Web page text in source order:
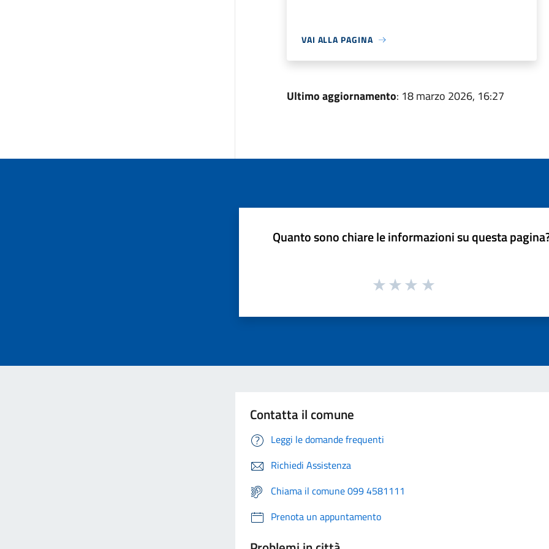
VAI ALLA PAGINA
Ultimo aggiornamento: 18 marzo 2026, 16:27
Quanto sono chiare le informazioni su questa
Contatta il comune
Leggi le domande frequenti
Richiedi Assistenza
Chiama il comune 099 4581111
Prenota un appuntamento